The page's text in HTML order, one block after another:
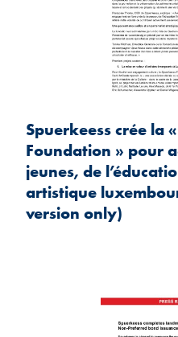
Spuerkeess crée la
Foundation » pour
jeunes, de
artistique
version only)